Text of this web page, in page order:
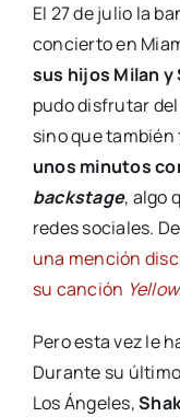
El 27 de julio la
concierto en
sus hijos Milan y
pudo disfrutar
sino que
unos minutos
backstage, algo
redes sociales.
una mención
su canción Yellow
Pero esta vez le
Durante su
Los Ángeles,